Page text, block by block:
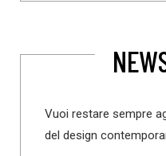
Vuoi restare sempre
del design